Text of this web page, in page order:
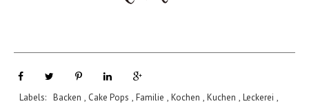
Labels: Backen , Cake Pops , Familie , Kochen , Kuchen , Leckerei ,